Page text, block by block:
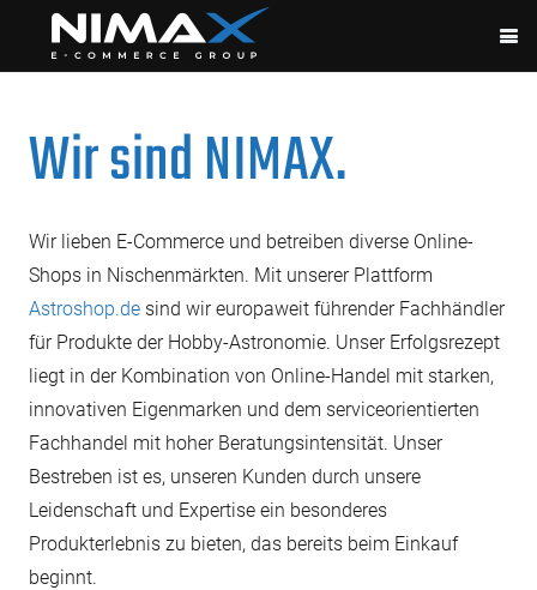
Wir sind NIMAX.
Wir lieben E-Commerce und betreiben diverse Online-
Shops in Nischenmärkten. Mit unserer Plattform
Astroshop.de sind wir europaweit führender Fachhändler
für Produkte der Hobby-Astronomie. Unser Erfolgsrezept
liegt in der Kombination von Online-Handel mit starken,
innovativen Eigenmarken und dem serviceorientierten
Fachhandel mit hoher Beratungsintensität. Unser
Bestreben ist es, unseren Kunden durch unsere
Leidenschaft und Expertise ein besonderes
Produkterlebnis zu bieten, das bereits beim Einkauf
beginnt.